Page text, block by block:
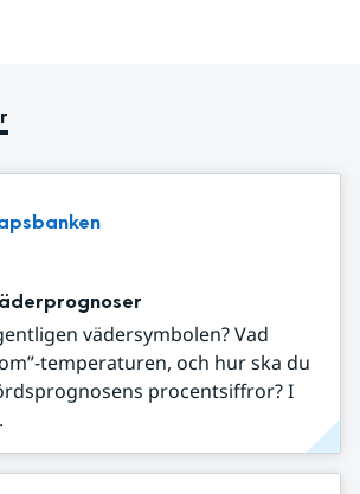
vädersymbolen? Vad
temperaturen, och hur ska du
procentsiffror? I